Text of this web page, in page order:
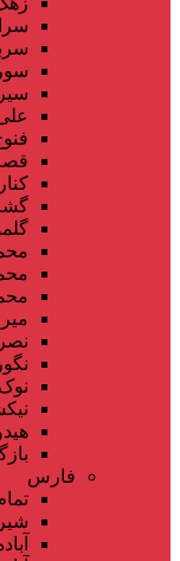
نگور
نوک
فارس